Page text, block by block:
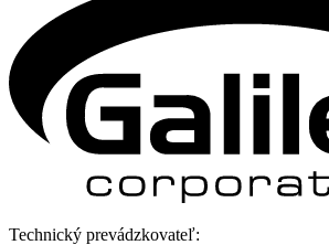
Technický prevádzkovateľ: